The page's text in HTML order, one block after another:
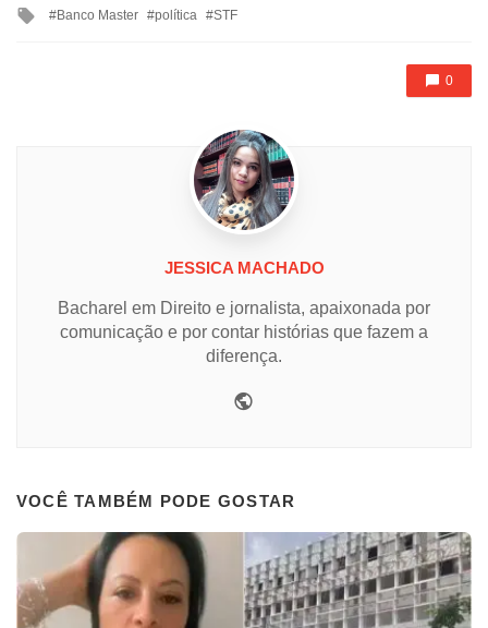
Tagged
Banco Master política STF
0
JESSICA MACHADO
Bacharel em Direito e jornalista, apaixonada por
comunicação e por contar histórias que fazem a
diferença.
VOCÊ TAMBÉM PODE GOSTAR